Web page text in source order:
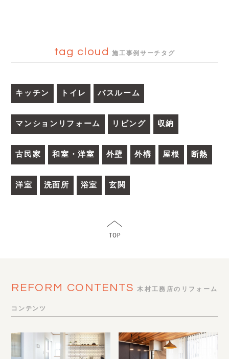
tag cloud 施工事例サーチタグ
キッチン トイレ バスルーム
マンションリフォーム リビング 収納
古民家 和室・洋室 外壁 外構 屋根 断熱
洋室 洗面所 浴室 玄関
REFORM CONTENTS 木村工務店のリフォーム
コンテンツ